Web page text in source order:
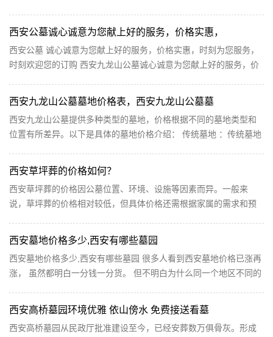
西安公墓诚心诚意为您献上好的服务，价格实惠，
西安公墓 诚心诚意为您献上好的服务，价格实惠，时刻为您服务，
时刻欢迎您的订购 西安九龙山公墓诚心诚意为您献上好的服务，价
就马上行动，不要再考虑啦!自驾车不提前预约客服：86695661 免
费班...
西安九龙山公墓墓地价格表，西安九龙山公墓墓
西安九龙山公墓提供多种类型的墓地，价格根据不同的墓地类型和
位置有所差异。以下是具体的墓地价格介绍： 传统墓地 ：传统墓地
西安草坪葬的价格如何？
西安草坪葬的价格因公墓位置、环境、设施等因素而异。一般来
说，草坪葬的价格相对较低，但具体价格还需根据家属的需求和预
西安墓地价格多少,西安有哪些墓园
西安墓地价格多少,西安有哪些墓园 很多人看到西安墓地价格已涨再
涨， 虽然都明白一分钱一分货。 但不明白为什么同一个地区不同的
墓地。 是什么主导了墓地价格？？？ 需求决定产品市场前景， 更
大...
西安高桥墓园环境优雅 依山傍水 免费接送看墓
西安高桥墓园从民政厅批准建设至今，已经安葬数万俱骨灰。形成